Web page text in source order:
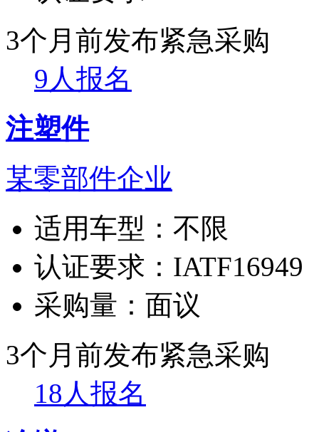
3个月前发布紧急采购
9人报名
注塑件
某零部件企业
适用车型： 不限
认证要求： IATF16949
采购量： 面议
3个月前发布紧急采购
18人报名